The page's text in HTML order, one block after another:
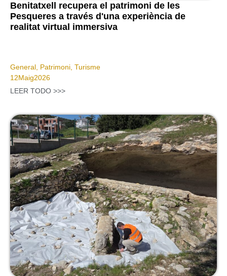
Benitatxell recupera el patrimoni de les
Pesqueres a través d'una experiència de
realitat virtual immersiva
General Patrimoni Turisme
12Maig2026
LEER TODO >>>